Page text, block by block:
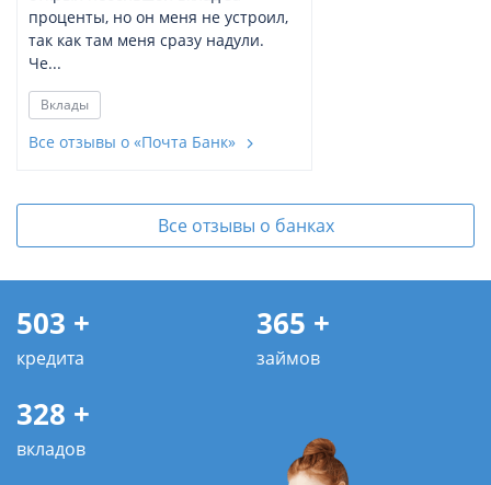
проценты, но он меня не устроил,
так как там меня сразу надули.
Че...
Вклады
Все отзывы о «Почта Банк»
Все отзывы о банках
503 +
кредита
365 +
займов
328 +
вкладов